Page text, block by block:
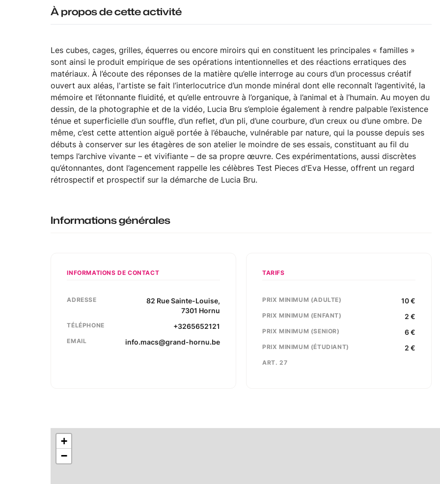
À propos de cette activité
Les cubes, cages, grilles, équerres ou encore miroirs qui en constituent les principales « familles »
sont ainsi le produit empirique de ses opérations intentionnelles et des réactions erratiques des
matériaux. À l’écoute des réponses de la matière qu’elle interroge au cours d’un processus créatif
ouvert aux aléas, l'artiste se fait l’interlocutrice d’un monde minéral dont elle reconnaît l’agentivité, la
mémoire et l’étonnante fluidité, et qu’elle entrouvre à l’organique, à l’animal et à l’humain. Au moyen du
dessin, de la photographie et de la vidéo, Lucia Bru s’emploie également à rendre palpable l’existence
ténue et superficielle d’un souffle, d’un reflet, d’un pli, d’une courbure, d’un creux ou d’une ombre. De
même, c’est cette attention aiguë portée à l’ébauche, vulnérable par nature, qui la pousse depuis ses
débuts à conserver sur les étagères de son atelier le moindre de ses essais, constituant au fil du
temps l’archive vivante – et vivifiante – de sa propre œuvre. Ces expérimentations, aussi discrètes
qu’étonnantes, dont l’agencement rappelle les célèbres Test Pieces d’Eva Hesse, offrent un regard
rétrospectif et prospectif sur la démarche de Lucia Bru.
Informations générales
INFORMATIONS DE CONTACT
ADRESSE 82 Rue Sainte-Louise,
7301 Hornu
TÉLÉPHONE +3265652121
EMAIL info.macs@grand-hornu.be
TARIFS
PRIX MINIMUM (ADULTE) 10€
PRIX MINIMUM (ENFANT) 2 €
PRIX MINIMUM (SENIOR) 6€
PRIX MINIMUM (ÉTUDIANT) 2 €
ART. 27
+
−